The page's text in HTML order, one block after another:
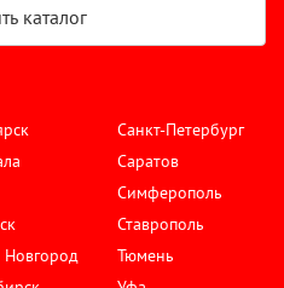
каталог
Санкт-Петербург
Саратов
Симферополь
Ставрополь
Тюмень